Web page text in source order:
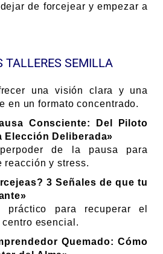
de forcejear y empezar a
TALLERES SEMILLA
una visión clara y una
en un formato concentrado.
Consciente: Del Piloto
Elección Deliberada»
de la pausa para
reacción y stress.
3 Señales de que tu
práctico para recuperar el
esencial.
Quemado: Cómo